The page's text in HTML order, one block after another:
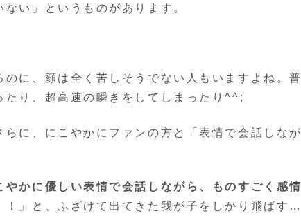
い」というものがあります。
に、顔は全く苦しそうでない人もいますよね。普
り、超高速の瞬きをしてしまったり^^;
に、にこやかにファンの方と「表情で会話しなが
やかに優しい表情で会話しながら、ものすごく感情
！」と、ふざけて出てきた我が子をしかり飛ばす…